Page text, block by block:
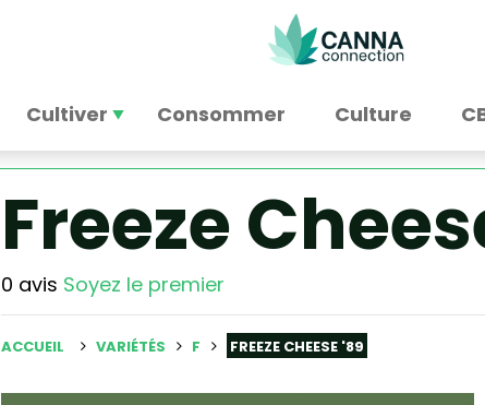
Cultiver Consommer Culture
Freeze
0 avis Soyez le premier
ACCUEIL VARIÉTÉS F FREEZE CHEESE '89